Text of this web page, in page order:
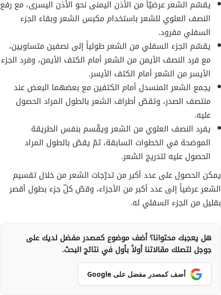
يقسّم الشعر عرضيّاً من الأذن اليمنى نحو الأذن اليسرى، مع رفع
النصف العلوي للشعر باستخدام مكبس الشعر وبقاء الجزء
السفلي مفرود.
يقسّم الجزء السفلي من الشعر طولياً إلى نصفين متساويين،
مع فرد النصف الأيمن من الشعر أمام الكتف الأيمن، وفرد الجزء
الأيسر من الشعر أمام الكتف الأيسر.
يجمع الشعر المنسدل أمام الكتفين مع بعضهما البعض عند
منتصف الصدر، وتقصّ أطراف الشعر بالطول المراد الحصول
عليه.
يفرد النصف العلوي من الشعر ويقّسم بنفس الطريقة
الموضحة في الخطوات السابقة، ثمّ يقصّ بالطول المراد
الحصول عليه لتدريج الشعر.
يمكن الحصول على عدد أكبر من تدرّجات الشعر من خلال تقسيم
الشعر عرضياً إلى عدد أكبر من الأجزاء، وقصّ كلّ جزء بطول أقصر
بقليل من الجزء السفلي له.
هل يعجبك محتوانا؟ أضف موضوع كمصدر مفضل لديك على
جوجل لتصلك مقالاتنا أولاً بأول في نتائج البحث.
أضف كمصدر مفضل على Google